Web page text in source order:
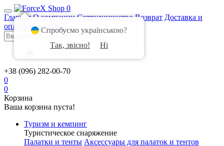
0
Главная О компании Сотрудничество Возврат Доставка и
оплата
Контакты
+38 (096) 282-00-70
0
0
Корзина
Ваша корзина пуста!
Туризм и кемпинг
Туристическое снаряжение
Палатки и тенты Аксессуары для палаток и тентов
Спробуємо українською?
Так, звісно!
Ні